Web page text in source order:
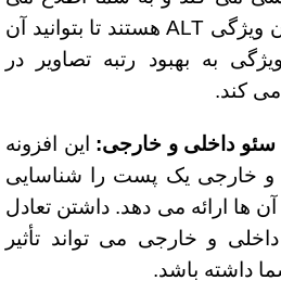
دهد که کدام تصاویر بدون ویژگی ALT هستند تا بتوانید آن
به بهبود رتبه تصاویر در
کند.
سئو داخلی و خارجی: این افزونه
و خارجی یک پست را شناسایی
ها ارائه می دهد. داشتن تعادل
و خارجی می تواند تأثیر
داشته باشد.